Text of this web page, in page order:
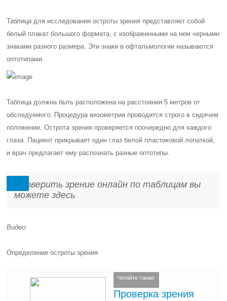
Таблица для исследования остроты зрения представляет собой
белый плакат большого формата, с изображенными на нем черными
знаками разного размера. Эти знаки в офтальмологии называются
оптотипами.
Таблица должна быть расположена на расстоянии 5 метров от
обследуемого. Процедура визометрии проводится строго в сидячем
положении. Острота зрения проверяется поочередно для каждого
глаза. Пациент прикрывает один глаз белой пластиковой лопаткой,
и врач предлагает ему распознать разные оптотипы.
Проверить зрение онлайн по таблицам вы
можете здесь
Видео:
Определение остроты зрения
Читайте также:
Проверка зрения